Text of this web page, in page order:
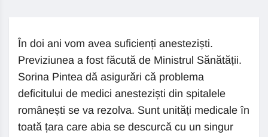
În doi ani vom avea suficienți anesteziști.
Previziunea a fost făcută de Ministrul Sănătății.
Sorina Pintea dă asigurări că problema
deficitului de medici anesteziști din spitalele
românești se va rezolva. Sunt unități medicale în
toată țara care abia se descurcă cu un singur